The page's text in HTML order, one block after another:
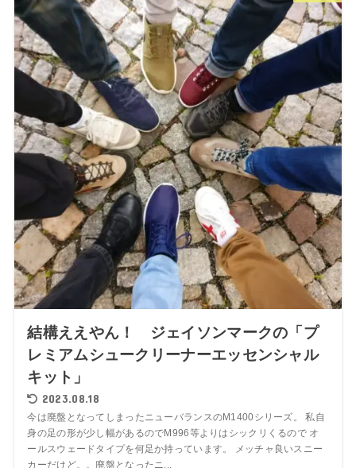
結構ええやん！ ジェイソンマークの「プ
レミアムシュークリーナーエッセンシャル
キット」
2023.08.18
今は廃盤となってしまったニューバランスのM1400シリーズ。 私自
身の足の形が少し幅があるのでM996等よりはシックリくるので オ
ールスウェードタイプを何足か持っています。 メッチャ良いスニー
カーだけど。。廃盤となったニ...